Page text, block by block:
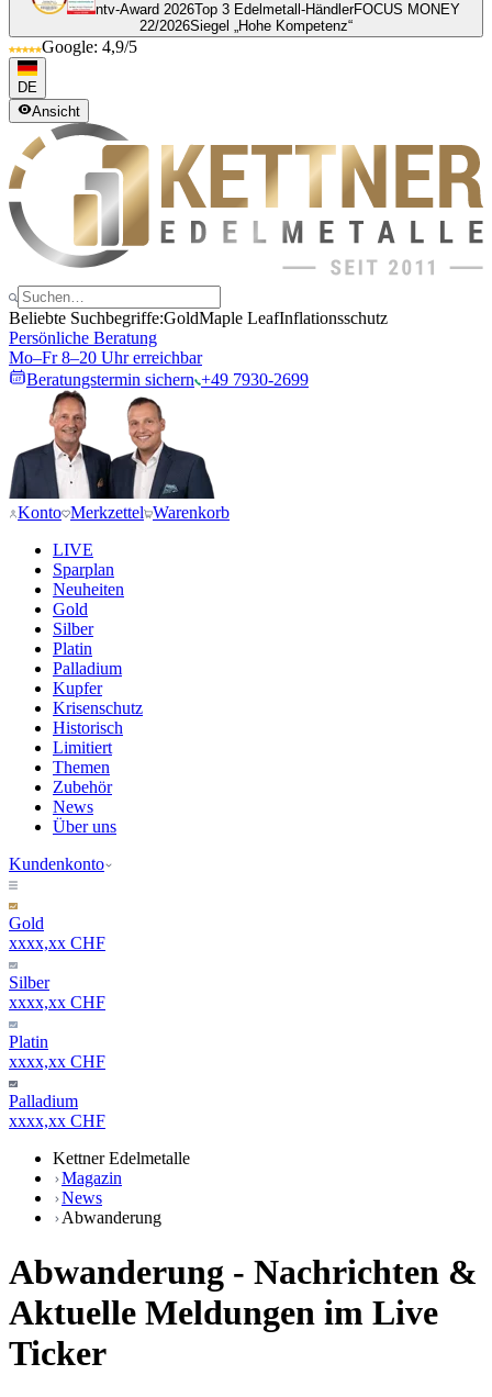
ntv-Award 2026Top 3 Edelmetall-HändlerFOCUS MONEY
22/2026Siegel „Hohe Kompetenz“
Google: 4,9/5
DE
Ansicht
Beliebte Suchbegriffe:GoldMaple LeafInflationsschutz
Persönliche Beratung
Mo–Fr 8–20 Uhr erreichbar
Beratungstermin sichern +49 7930-2699
Konto Merkzettel Warenkorb
LIVE
Sparplan
Neuheiten
Gold
Silber
Platin
Palladium
Kupfer
Krisenschutz
Historisch
Limitiert
Themen
Zubehör
News
Über uns
Kundenkonto
Gold
xxxx,xx CHF
Silber
xxxx,xx CHF
Platin
xxxx,xx CHF
Palladium
xxxx,xx CHF
Kettner Edelmetalle
Magazin
News
Abwanderung
Abwanderung - Nachrichten &
Aktuelle Meldungen im Live
Ticker